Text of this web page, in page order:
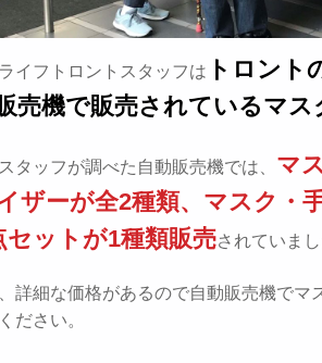
イフトロントスタッフは
トロント
売機で販売されているマス
タッフが調べた自動販売機では、 マ
ザーが全2種類、マスク・
セットが1種類販売されていまし
詳細な価格があるので自動販売機でマ
ださい。